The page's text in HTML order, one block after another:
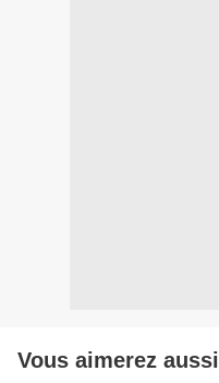
Vous aimerez aussi